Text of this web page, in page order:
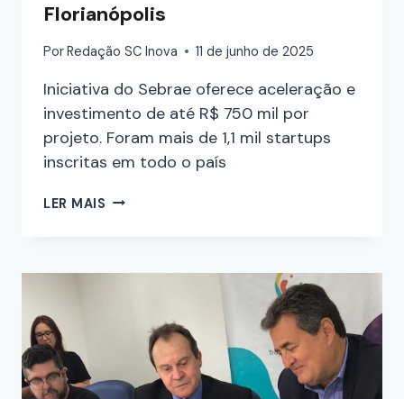
Florianópolis
PorRedação SC Inova 11 de junho de 2025
Iniciativa do Sebrae oferece aceleração e
investimento de até R$ 750 mil por
projeto. Foram mais de 1,1 mil startups
inscritas em todo o país
LER MAIS